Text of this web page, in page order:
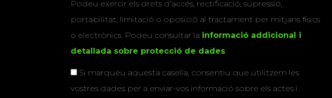
Podeu exercir els drets d’accés, rectificació, supressió,
portabilitat, limitació o oposició al tractament per mitjans físics
o electrònics. Podeu consultar la informació addicional i
detallada sobre protecció de dades.
Si marqueu aquesta casella, consentiu que utilitzem les
vostres dades per a enviar-vos informació sobre els actes i